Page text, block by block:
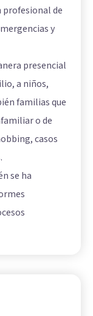
profesional de
y
presencial
a niños,
familias que
o de
casos
se ha